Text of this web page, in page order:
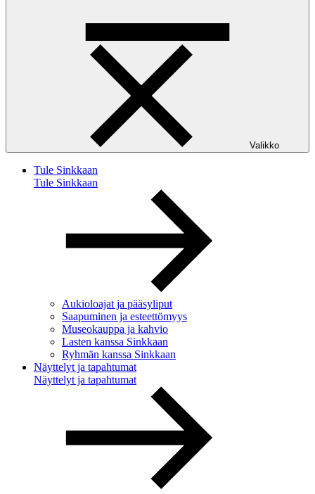
Valikko
Tule Sinkkaan
Tule Sinkkaan
Aukioloajat ja pääsyliput
Saapuminen ja esteettömyys
Museokauppa ja kahvio
Lasten kanssa Sinkkaan
Ryhmän kanssa Sinkkaan
Näyttelyt ja tapahtumat
Näyttelyt ja tapahtumat